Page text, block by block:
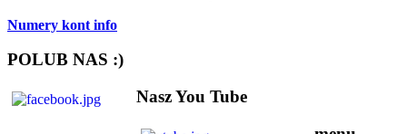
Numery kont info
POLUB NAS :)
Nasz You Tube